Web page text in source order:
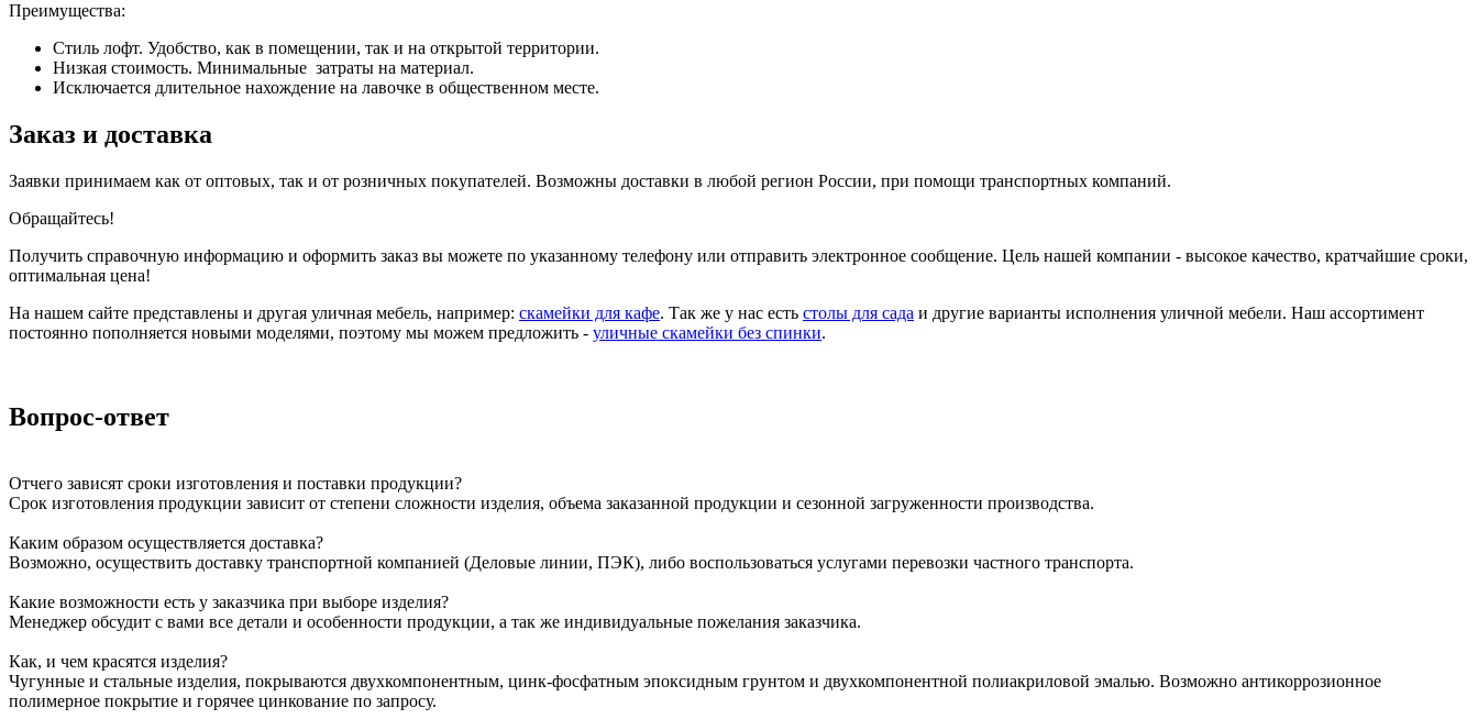
Преимущества:
Стиль лофт. Удобство, как в помещении, так и на открытой территории.
Низкая стоимость. Минимальные затраты на материал.
Исключается длительное нахождение на лавочке в общественном месте.
Заказ и доставка
Заявки принимаем как от оптовых, так и от розничных покупателей. Возможны доставки в любой регион России, при помощи транспортных компаний.
Обращайтесь!
Получить справочную информацию и оформить заказ вы можете по указанному телефону или отправить электронное сообщение. Цель нашей компании - высокое качество, кратчайшие сроки,
оптимальная цена!
На нашем сайте представлены и другая уличная мебель, например: скамейки для кафе. Так же у нас есть столы для сада и другие варианты исполнения уличной мебели. Наш ассортимент
постоянно пополняется новыми моделями, поэтому мы можем предложить - уличные скамейки без спинки.
Вопрос-ответ
Отчего зависят сроки изготовления и поставки продукции?
Срок изготовления продукции зависит от степени сложности изделия, объема заказанной продукции и сезонной загруженности производства.
Каким образом осуществляется доставка?
Возможно, осуществить доставку транспортной компанией (Деловые линии, ПЭК), либо воспользоваться услугами перевозки частного транспорта.
Какие возможности есть у заказчика при выборе изделия?
Менеджер обсудит с вами все детали и особенности продукции, а так же индивидуальные пожелания заказчика.
Как, и чем красятся изделия?
Чугунные и стальные изделия, покрываются двухкомпонентным, цинк-фосфатным эпоксидным грунтом и двухкомпонентной полиакриловой эмалью. Возможно антикоррозионное
полимерное покрытие и горячее цинкование по запросу.